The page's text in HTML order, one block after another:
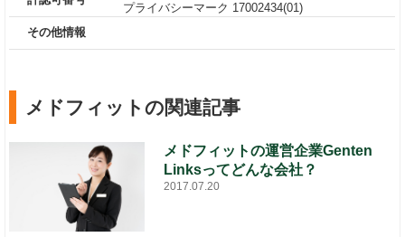
プライバシーマーク 17002434(01)
その他情報
メドフィットの関連記事
メドフィットの運営企業Genten
Linksってどんな会社？
2017.07.20